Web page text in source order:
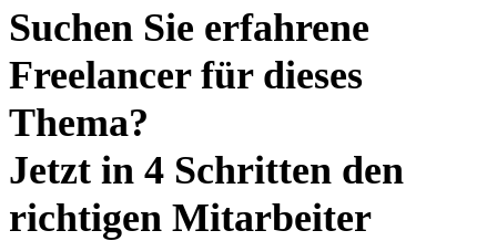
Suchen Sie erfahrene
Freelancer für dieses
Thema?
Jetzt in 4 Schritten den
richtigen Mitarbeiter